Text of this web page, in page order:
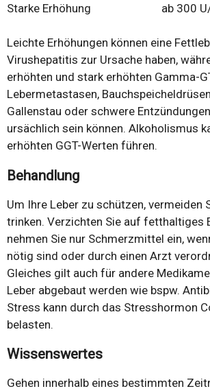
Starke Erhöhung
ab 300
Leichte Erhöhungen können eine
Virushepatitis zur Ursache haben,
erhöhten und stark erhöhten Gamma-
Lebermetastasen,
Gallenstau oder schwere
ursächlich sein können. Alkoholismus
erhöhten GGT-Werten führen.
Behandlung
Um Ihre Leber zu schützen, vermeiden
trinken. Verzichten Sie auf fetthaltiges
nehmen Sie nur Schmerzmittel ein,
nötig sind oder durch einen Arzt
Gleiches gilt auch für andere
Leber abgebaut werden wie bspw.
Stress kann durch das Stresshormon
belasten.
Wissenswertes
Gehen innerhalb eines bestimmten